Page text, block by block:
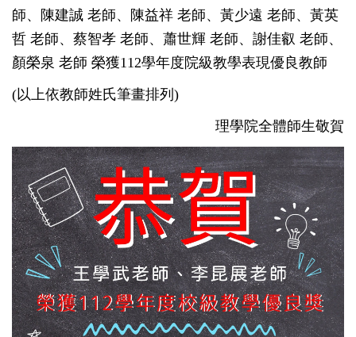
師、陳建誠 老師、陳益祥 老師、黃少遠 老師、黃英
哲 老師、蔡智孝 老師、蕭世輝 老師、謝佳叡 老師、
顏榮泉 老師 榮獲112學年度院級教學表現優良教師
(以上依教師姓氏筆畫排列)
理學院全體師生敬賀